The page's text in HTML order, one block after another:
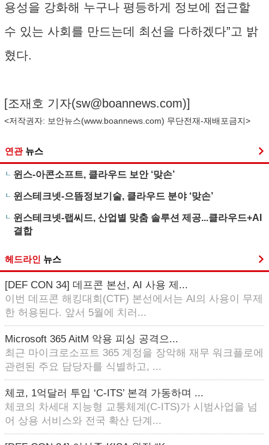
용성을 강화해 누구나 평등하게 정보에 접근할
수 있는 사회를 만드는데 최선을 다하겠다”고 밝
혔다.
[조재호 기자(sw@boannews.com)]
<저작권자: 보안뉴스(www.boannews.com) 무단전재-재배포금지>
연관 뉴스
윈스-아콘소프트, 클라우드 보안 ‘맞손’
윈스테크넷-으뜸정보기술, 클라우드 분야 ‘맞손’
윈스테크넷-랩씨드, 산업별 맞춤 솔루션 제공...클라우드+AI
결합
헤드라인 뉴스
[DEF CON 34] 데프콘 본선, AI 사용 제...
이번 데프콘 해킹대회(CTF) 본선에서는 AI의 사용이 무제
한 허용된다. 앞서 5월에 치러...
Microsoft 365 AitM 악용 피싱 공격으...
최근 마이크로소프트 365 계정을 장악해 재무 워크플로에
관련된 주요 담당자를 식별하고, ...
체코, 1억달러 투입 ‘C-ITS’ 본격 가동하며 ...
체코의 차세대 지능형 교통체계(C-ITS)가 시범사업을 넘
어 상용 서비스와 전국 확산 단계...